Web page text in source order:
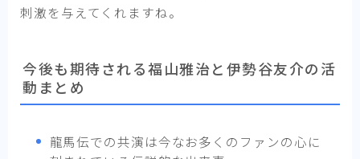
刺激を与えてくれますね。
今後も期待される福山雅治と伊勢谷友介の活
動まとめ
龍馬伝での共演は今なお多くのファンの心に